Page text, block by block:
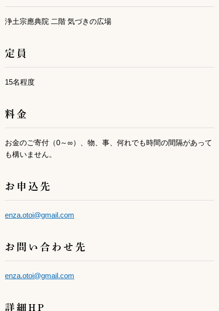
浄土宗應典院 二階 気づきの広場
定員
15名程度
料金
お金のご寄付（0～∞）、物、事、何れでも時間の間隔があって
も構いません。
お申込先
enza.otoi@gmail.com
お問い合わせ先
enza.otoi@gmail.com
詳細HP